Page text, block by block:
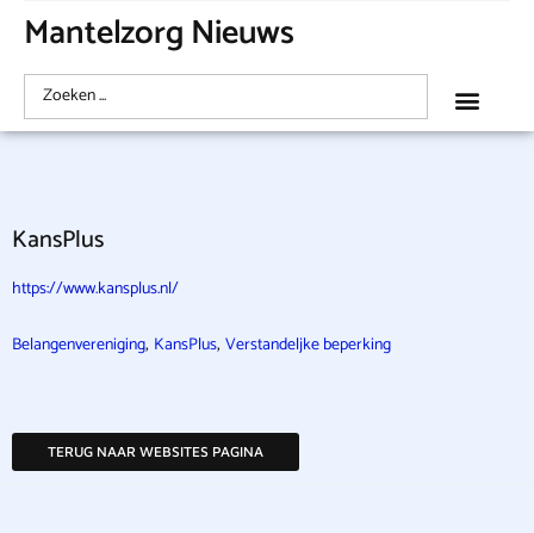
Mantelzorg Nieuws
KansPlus
https://www.kansplus.nl/
Belangenvereniging, KansPlus, Verstandeljke beperking
TERUG NAAR WEBSITES PAGINA